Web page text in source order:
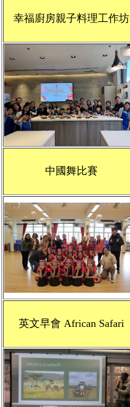
幸福廚房親子料理工作坊
中國舞比賽
英文早會 African Safari